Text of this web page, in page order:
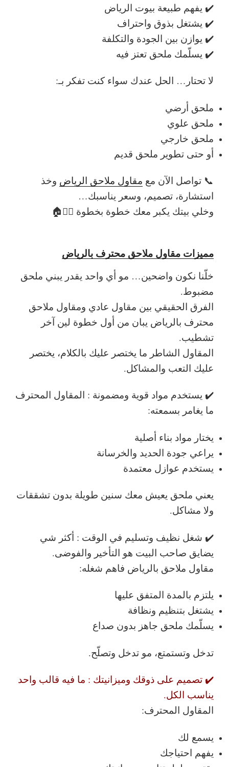
✔️ يفهم طبيعة بيوت الرياض
✔️ يشتغل بذوق واحتراف
✔️ يوازن بين الجودة والتكلفة
✔️ يسلّمك ملحق تعتز فيه
لا تحتار… الحل عندك سواء كنت تفكر بـ:
ملحق أرضي
ملحق علوي
ملحق خارجي
أو حتى تطوير ملحق قديم
📞 تواصل الآن مع مقاول ملاحق الرياض وخذ
استشارة، تصميم، وسعر يناسبك…
وخلي بيتك يكبر معك خطوة بخطوة 👷‍♂️🏠
مميزات مقاول ملاحق محترف بالرياض
خلّنا نكون واضحين… مو أي واحد يقدر يبني ملحق
مضبوط.
الفرق الحقيقي بين مقاول عادي ومقاول ملاحق
محترف بالرياض يبان من أول خطوة لين آخر
تشطيب.
المقاول الشاطر ما يختصر عليك بالكلام، يختصر
عليك التعب والمشاكل.
✔️ يستخدم مواد قوية ومضمونة : المقاول المحترف
ما يغامر بسمعته:
يختار مواد بناء أصلية
يراعي جودة الحديد والخرسانة
يستخدم عوازل معتمدة
يعني ملحق يعيش معك سنين طويلة بدون تشققات
ولا مشاكل.
✔️ شغل نظيف وتسليم في الوقت : أكثر شي
يضايق صاحب البيت هو التأخير والفوضى.
مقاول ملاحق بالرياض فاهم شغله:
يلتزم بالمدة المتفق عليها
يشتغل بتنظيم ونظافة
يسلّمك ملحق جاهز بدون صداع
تدخل وتستمتع، مو تدخل وتصلّح.
✔️ تصميم على ذوقك وميزانيتك : ما فيه قالب واحد
يناسب الكل.
المقاول المحترف:
يسمع لك
يفهم احتياجك